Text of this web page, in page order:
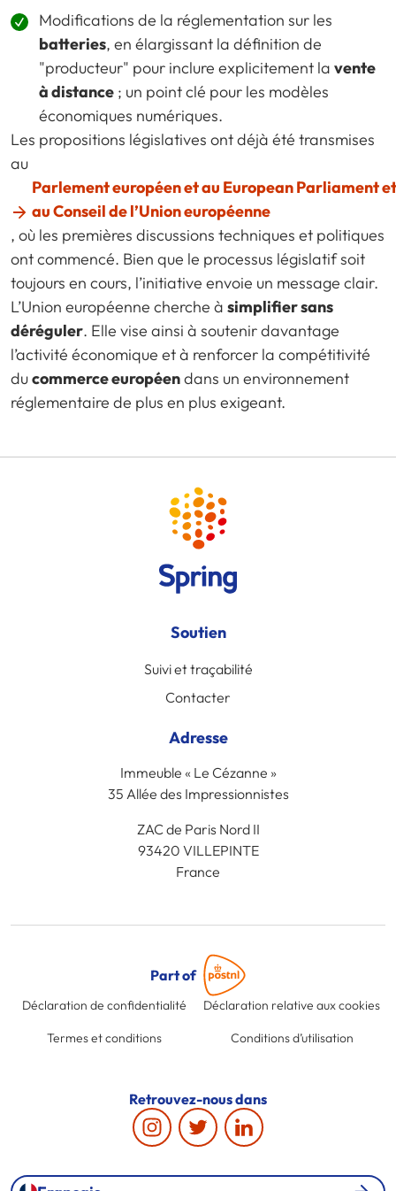
Modifications de la réglementation sur les
batteries, en élargissant la définition de
"producteur" pour inclure explicitement la vente
à distance ; un point clé pour les modèles
économiques numériques.
Les propositions législatives ont déjà été transmises
au
Parlement européen et au European Parliament et
au Conseil de l’Union européenne
, où les premières discussions techniques et politiques
ont commencé. Bien que le processus législatif soit
toujours en cours, l’initiative envoie un message clair.
L’Union européenne cherche à simplifier sans
déréguler. Elle vise ainsi à soutenir davantage
l’activité économique et à renforcer la compétitivité
ducommerce européendans un environnement
réglementaire de plus en plus exigeant.
Soutien
Suivi et traçabilité
Contacter
Adresse
Immeuble « Le Cézanne »
35 Allée des Impressionnistes
ZAC de Paris Nord II
93420 VILLEPINTE
France
Part of
Déclaration de confidentialité Déclaration relative aux cookies
Termes et conditions Conditions d’utilisation
Retrouvez-nous dans